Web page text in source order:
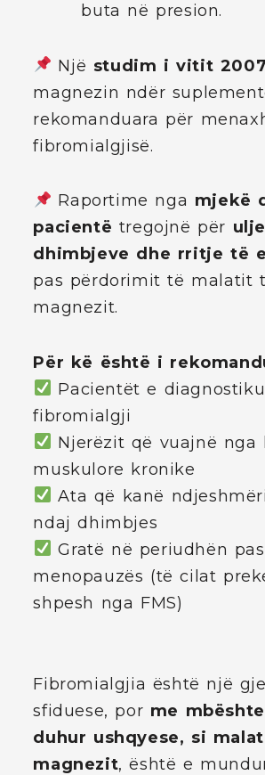
buta në presion.
Një studim i vitit 2007
magnezin ndër
rekomanduara për
fibromialgjisë.
Raportime nga mjekë
pacientë tregojnë për
dhimbjeve dhe rritje të
pas përdorimit të malatit
magnezit.
Për kë është i
Pacientët e
fibromialgji
Njerëzit që vuajnë nga
muskulore kronike
Ata që kanë
ndaj dhimbjes
Gratë në periudhën
menopauzës (të cilat
shpesh nga FMS)
Fibromialgjia është një
sfiduese, por me
duhur ushqyese, si
magnezit, është e